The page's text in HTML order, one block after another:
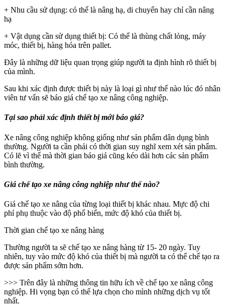
+ Nhu cầu sử dụng: có thể là nâng hạ, di chuyển hay chỉ cần nâng
hạ
+ Vật dụng cần sử dụng thiết bị: Có thể là thùng chất lỏng, máy
móc, thiết bị, hàng hóa trên pallet.
Đây là những dữ liệu quan trọng giúp người ta định hình rõ thiết bị
của mình.
Sau khi xác định được thiết bị này là loại gì như thế nào lúc đó nhân
viên tư vấn sẽ báo giá chế tạo xe nâng công nghiệp.
Tại sao phải xác định thiết bị mới báo giá?
Xe nâng công nghiệp không giống như sản phẩm dân dụng bình
thường. Người ta cần phải có thời gian suy nghĩ xem xét sản phẩm.
Có lẽ vì thế mà thời gian báo giá cũng kéo dài hơn các sản phẩm
bình thường.
Giá chế tạo xe nâng công nghiệp như thế nào?
Giá chế tạo xe nâng của từng loại thiết bị khác nhau. Mực độ chi
phí phụ thuộc vào độ phổ biển, mức độ khó của thiết bị.
Thời gian chế tạo xe nâng hàng
Thường người ta sẽ chế tạo xe nâng hàng từ 15- 20 ngày. Tuy
nhiên, tuy vào mức độ khó của thiết bị mà người ta có thể chế tạo ra
được sản phẩm sớm hơn.
>>> Trên đây là những thông tin hữu ích về chế tạo xe nâng công
nghiệp. Hi vọng bạn có thể lựa chọn cho mình những dịch vụ tốt
nhất.